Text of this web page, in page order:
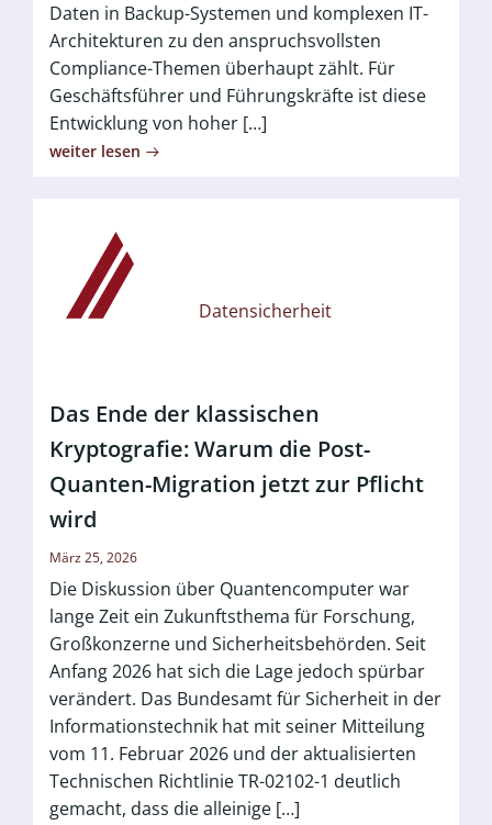
Daten in Backup-Systemen und komplexen IT-
Architekturen zu den anspruchsvollsten
Compliance-Themen überhaupt zählt. Für
Geschäftsführer und Führungskräfte ist diese
Entwicklung von hoher […]
weiter lesen
Datensicherheit
Das Ende der klassischen
Kryptografie: Warum die Post-
Quanten-Migration jetzt zur Pflicht
wird
März 25, 2026
Die Diskussion über Quantencomputer war
lange Zeit ein Zukunftsthema für Forschung,
Großkonzerne und Sicherheitsbehörden. Seit
Anfang 2026 hat sich die Lage jedoch spürbar
verändert. Das Bundesamt für Sicherheit in der
Informationstechnik hat mit seiner Mitteilung
vom 11. Februar 2026 und der aktualisierten
Technischen Richtlinie TR-02102-1 deutlich
gemacht, dass die alleinige […]